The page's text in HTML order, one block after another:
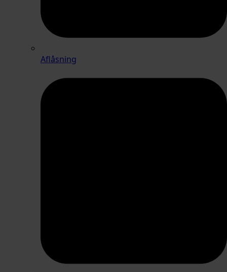
Aflåsning